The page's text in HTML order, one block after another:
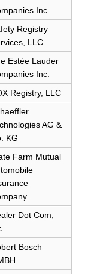
Inc.
Registry
LLC.
Estée Lauder
Inc.
Registry, LLC
AG &
KG
Farm Mutual
Dot Com,
Bosch